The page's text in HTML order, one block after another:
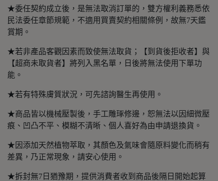
★委任契約成立後，是無法取消訂單的，雙方權利義務悉依
民法委任章節規範，不適用買賣契約相關條例，故無7天鑑
賞期。
★若非產品客觀因素而致使無法取貨；【到貨後拒收者】與
【超商未取貨者】將列入黑名單，日後將無法使用下單功
能。
★若有特殊膚質狀況，可先諮詢醫生再使用。
★商品皆以機械壓製後，手工雕琢修邊，恕無法以因細微壓
痕、凹凸不平、模糊不清晰、個人喜好為由申請退換貨。
★因添加天然植物萃取，其顏色及氣味會隨原料變化而稍有
差異，乃正常現象，請安心使用。
★拆封無7日猶豫期，提供消費者收到商品後隔日開始起算